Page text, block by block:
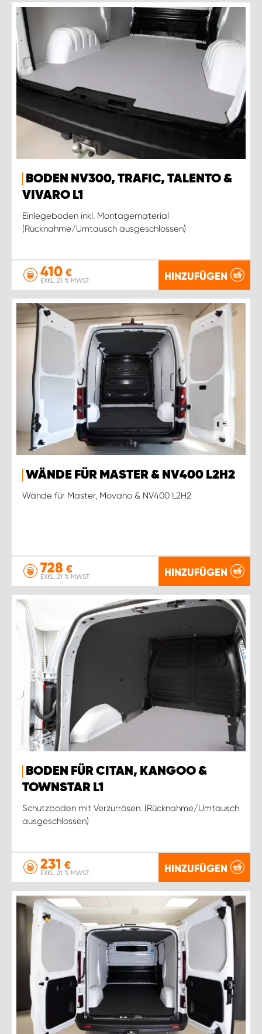
BODEN NV300, TRAFIC, TALENTO &
VIVARO L1
Einlegeboden inkl. Montagematerial
(Rücknahme/Umtausch ausgeschlossen)
410 €
EXKL. 21 % MWST. HINZUFÜGEN
WÄNDE FÜR MASTER & NV400 L2H2
Wände für Master, Movano & NV400 L2H2
728 €
EXKL. 21 % MWST. HINZUFÜGEN
BODEN FÜR CITAN, KANGOO &
TOWNSTAR L1
Schutzboden mit Verzurrösen. (Rücknahme/Umtausch
ausgeschlossen)
231 €
EXKL. 21 % MWST. HINZUFÜGEN